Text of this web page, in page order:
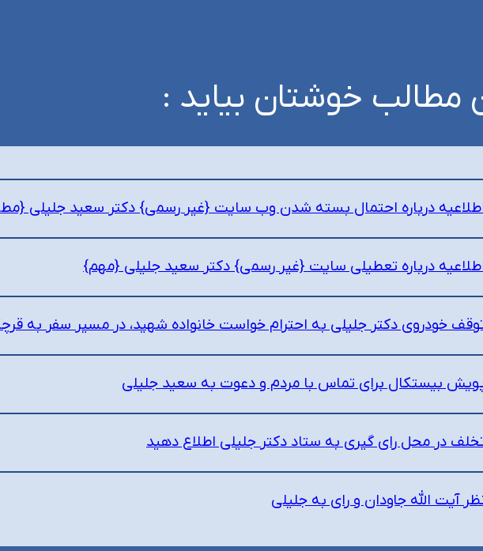
مطالب خوشتان بیاید :
درباره احتمال بسته شدن وب سایت {غیر رسمی} دکتر سعید جلیلی
درباره تعطیلی سایت {غیر رسمی} دکتر سعید جلیلی {مهم}
خودروی دکتر جلیلی به احترام خواست خانواده شهید، در مسیر سفر به
بیستکال برای تماس با مردم و دعوت به سعید جلیلی
در محل رای گیری به ستاد دکتر جلیلی اطلاع دهید
آیت الله جاودان و رای به جلیلی